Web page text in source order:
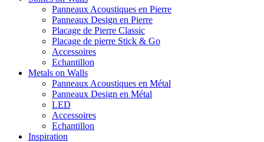
Panneaux Acoustiques en Pierre
Panneaux Design en Pierre
Placage de Pierre Classic
Placage de pierre Stick & Go
Accessoires
Echantillon
Metals on Walls
Panneaux Acoustiques en Métal
Panneaux Design en Métal
LED
Accessoires
Echantillon
Inspiration